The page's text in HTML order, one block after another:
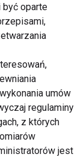
na
być oparte
umów
regulaminy
z których
jest